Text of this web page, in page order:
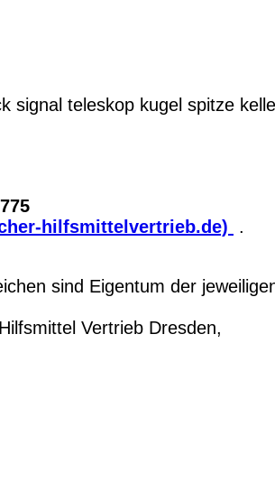
signal teleskop kugel spitze
hilfsmittelvertrieb.de) .
sind Eigentum der
Vertrieb Dresden,